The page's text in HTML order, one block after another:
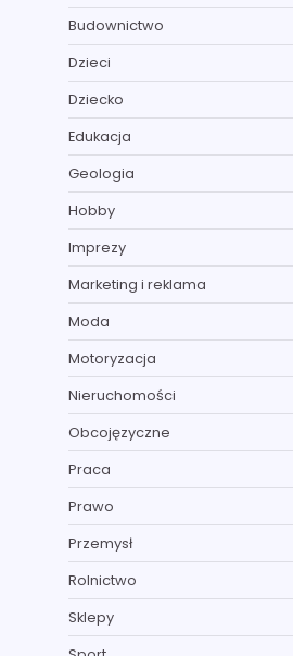
Budownictwo
Dzieci
Dziecko
Edukacja
Geologia
Hobby
Imprezy
Marketing i reklama
Moda
Motoryzacja
Nieruchomości
Obcojęzyczne
Praca
Prawo
Przemysł
Rolnictwo
Sklepy